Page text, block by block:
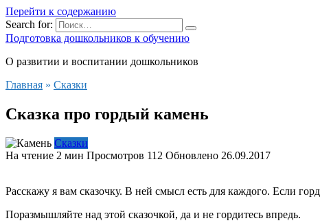
Перейти к содержанию
Search for:
Подготовка дошкольников к обучению
О развитии и воспитании дошкольников
Главная » Сказки
Сказка про гордый камень
Сказки
На чтение 2 мин Просмотров 112 Обновлено 26.09.2017
Расскажу я вам сказочку. В ней смысл есть для каждого. Если
Поразмышляйте над этой сказочкой, да и не гордитесь впредь.